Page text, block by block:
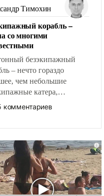
людей. Иногда
что эти вопросы
раз и навсегда, но –
решены.
Тимохин
корабль –
со многими
безэкипажный
– нечто гораздо
чем небольшие
катера,
которых уже
обыденностью. Задача по
радикально
наши боевые
комментариев